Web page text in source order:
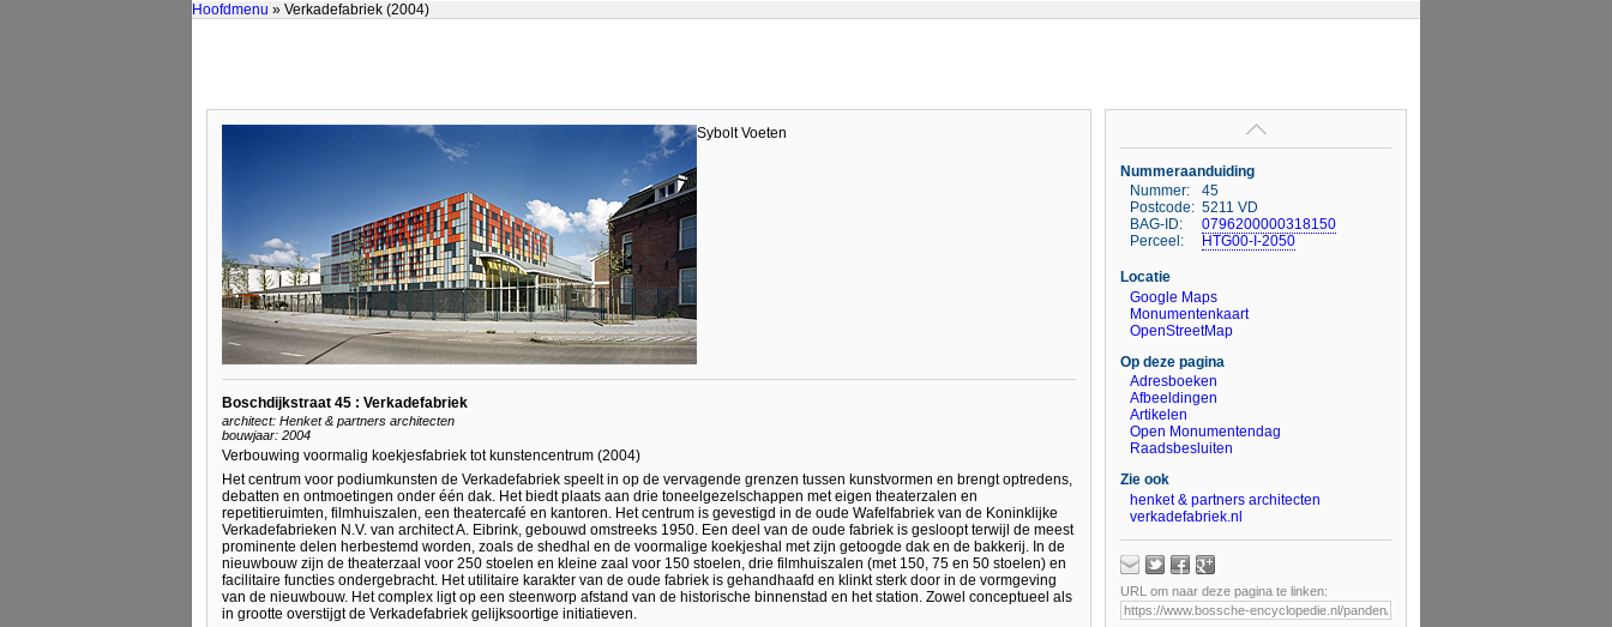
Hoofdmenu » Verkadefabriek (2004)
Sybolt Voeten
Boschdijkstraat 45 : Verkadefabriek
architect: Henket & partners architecten
bouwjaar: 2004
Verbouwing voormalig koekjesfabriek tot kunstencentrum (2004)
Het centrum voor podiumkunsten de Verkadefabriek speelt in op de vervagende grenzen tussen kunstvormen en brengt optredens,
debatten en ontmoetingen onder één dak. Het biedt plaats aan drie toneelgezelschappen met eigen theaterzalen en
repetitieruimten, filmhuiszalen, een theatercafé en kantoren. Het centrum is gevestigd in de oude Wafelfabriek van de Koninklijke
Verkadefabrieken N.V. van architect A. Eibrink, gebouwd omstreeks 1950. Een deel van de oude fabriek is gesloopt terwijl de meest
prominente delen herbestemd worden, zoals de shedhal en de voormalige koekjeshal met zijn getoogde dak en de bakkerij. In de
nieuwbouw zijn de theaterzaal voor 250 stoelen en kleine zaal voor 150 stoelen, drie filmhuiszalen (met 150, 75 en 50 stoelen) en
facilitaire functies ondergebracht. Het utilitaire karakter van de oude fabriek is gehandhaafd en klinkt sterk door in de vormgeving
van de nieuwbouw. Het complex ligt op een steenworp afstand van de historische binnenstad en het station. Zowel conceptueel als
in grootte overstijgt de Verkadefabriek gelijksoortige initiatieven.
Nummeraanduiding
Nummer:
45
Postcode: 5211 VD
BAG-ID:
0796200000318150
Perceel:
HTG00-I-2050
Locatie
Google Maps
Monumentenkaart
OpenStreetMap
Op deze pagina
Adresboeken
Afbeeldingen
Artikelen
Open Monumentendag
Raadsbesluiten
Zie ook
henket & partners architecten
verkadefabriek.nl
URL om naar deze pagina te linken: